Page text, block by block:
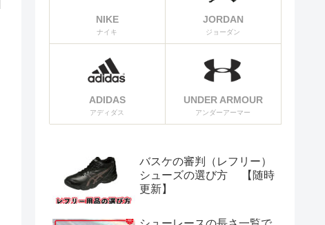
NIKE
ナイキ
JORDAN
ジョーダン
ADIDAS
アディダス
UNDER ARMOUR
アンダーアーマー
バスケの審判（レフリー）
シューズの選び方 【随時
更新】